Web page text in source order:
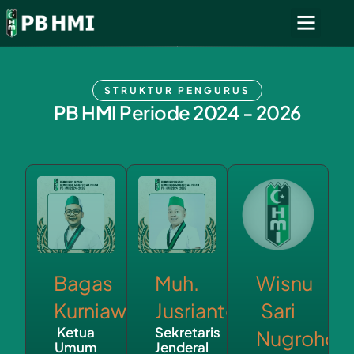
STRUKTUR PENGURUS
PB HMI Periode 2024 - 2026
Bagas
Kurniawan
Ketua
Umum
Muh.
Jusrianto
Sekretaris
Jenderal
Wisnu
Sari
Nugroho